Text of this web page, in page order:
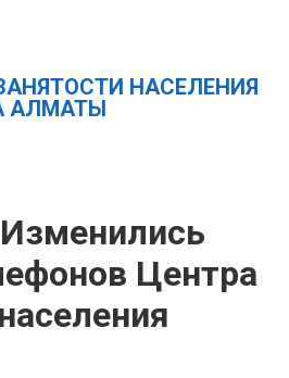
НАСЕЛЕНИЯ
АЛМАТЫ
номера телефонов Центра
Центра